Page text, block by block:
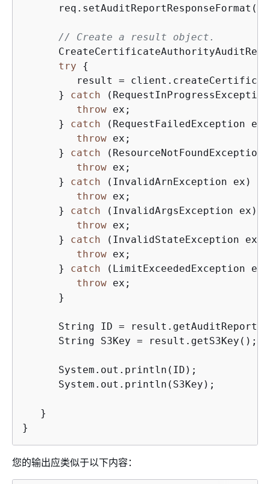
      req.setAuditReportResponseFormat(
// Create a result object.
try
{
result =
      }
catch
throw ex;
      }
catch (RequestFailedException
throw ex;
      }
catch
throw ex;
      }
catch (InvalidArnException ex)
throw ex;
      }
catch (InvalidArgsException ex)
throw ex;
      }
catch (InvalidStateException ex)
throw ex;
      }
catch (LimitExceededException
throw ex;
      }
String ID =
      String S3Key = result.getS3Key();
      System.out.println(ID);
      System.out.println(S3Key);
   }
}
您的输出应类似于以下内容：